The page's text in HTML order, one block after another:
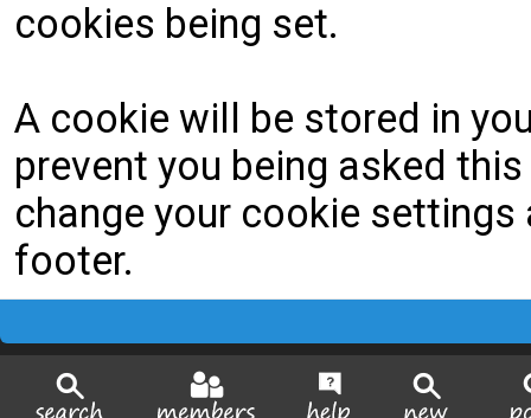
cookies being set.
A cookie will be stored in
prevent you being asked
change your cookie
footer.